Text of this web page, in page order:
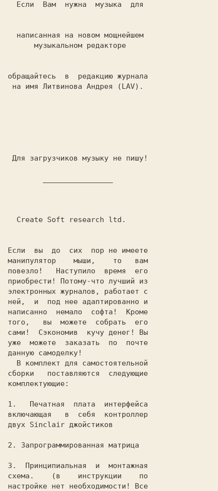
обращайтесь  в  редакцию журнала
Если  вы  до  сих  пор не имеете
манипулятор    мыши,    то   вам
повезло!   Наступило  время  его
приобрести! Потому-что лучший из
электронных журналов, работает с
ней,  и  под нее адаптированно и
написанно  немало  софта!  Кроме
того,   вы  можете  собрать  его
сами!  Сэкономив  кучу денег! Вы
уже  можете  заказать  по  почте
данную самоделку!
сборки   поставляются  следующие
комплектующие:
1.   Печатная  плата  интерфейса
включающая   в  себя  контроллер
двух Sinclair джойстиков
2. Запрограммированная матрица
3.  Принципиальная  и  монтажная
схема.    (в    инструкции    по
настройке нет необходимости! Все